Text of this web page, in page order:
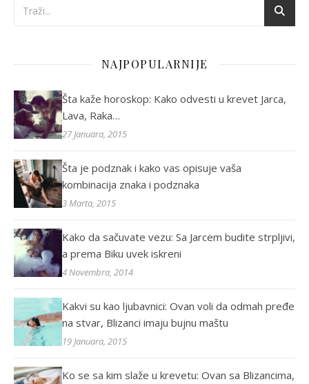
NAJPOPULARNIJE
Šta kaže horoskop: Kako odvesti u krevet Jarca,
Lava, Raka…
27 Januara, 2015
Šta je podznak i kako vas opisuje vaša
kombinacija znaka i podznaka
3 Marta, 2015
Kako da sačuvate vezu: Sa Jarcem budite strpljivi,
a prema Biku uvek iskreni
4 Novembra, 2014
Kakvi su kao ljubavnici: Ovan voli da odmah pređe
na stvar, Blizanci imaju bujnu maštu
19 Januara, 2015
Ko se sa kim slaže u krevetu: Ovan sa Blizancima,